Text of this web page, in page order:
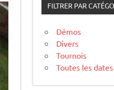
FILTRER PAR
Démos
Divers
Tournois
Toutes les dates